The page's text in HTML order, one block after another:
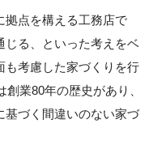
拠点を構える工務店で
じる、といった考えをベ
も考慮した家づくりを行
業80年の歴史があり、
基づく間違いのない家づ